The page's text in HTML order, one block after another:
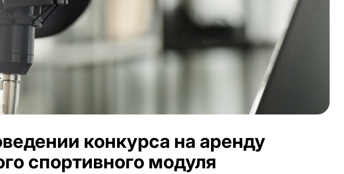
конкурса на аренду
спортивного модуля